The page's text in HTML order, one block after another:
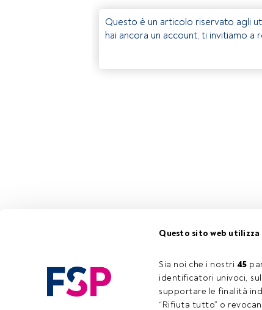
Questo sito web utilizza
Sia noi che i nostri 45
identificatori univoci,
supportare le finalità
“Rifiuta tutto” o
Questo è un articolo riservato agli
hai ancora un account, ti invitiamo